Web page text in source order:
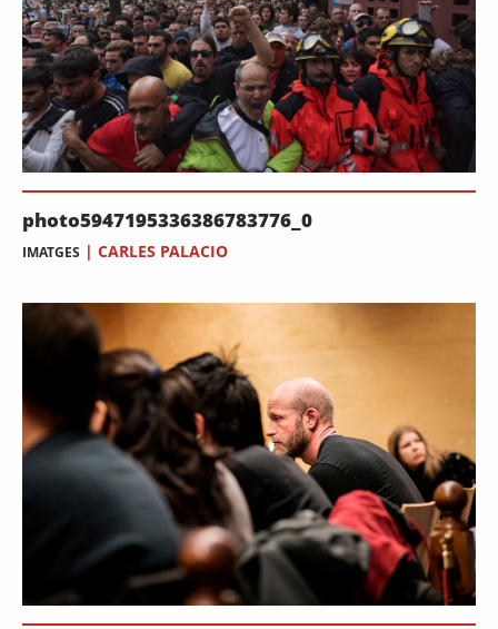
photo5947195336386783776_0
IMATGES | CARLES PALACIO